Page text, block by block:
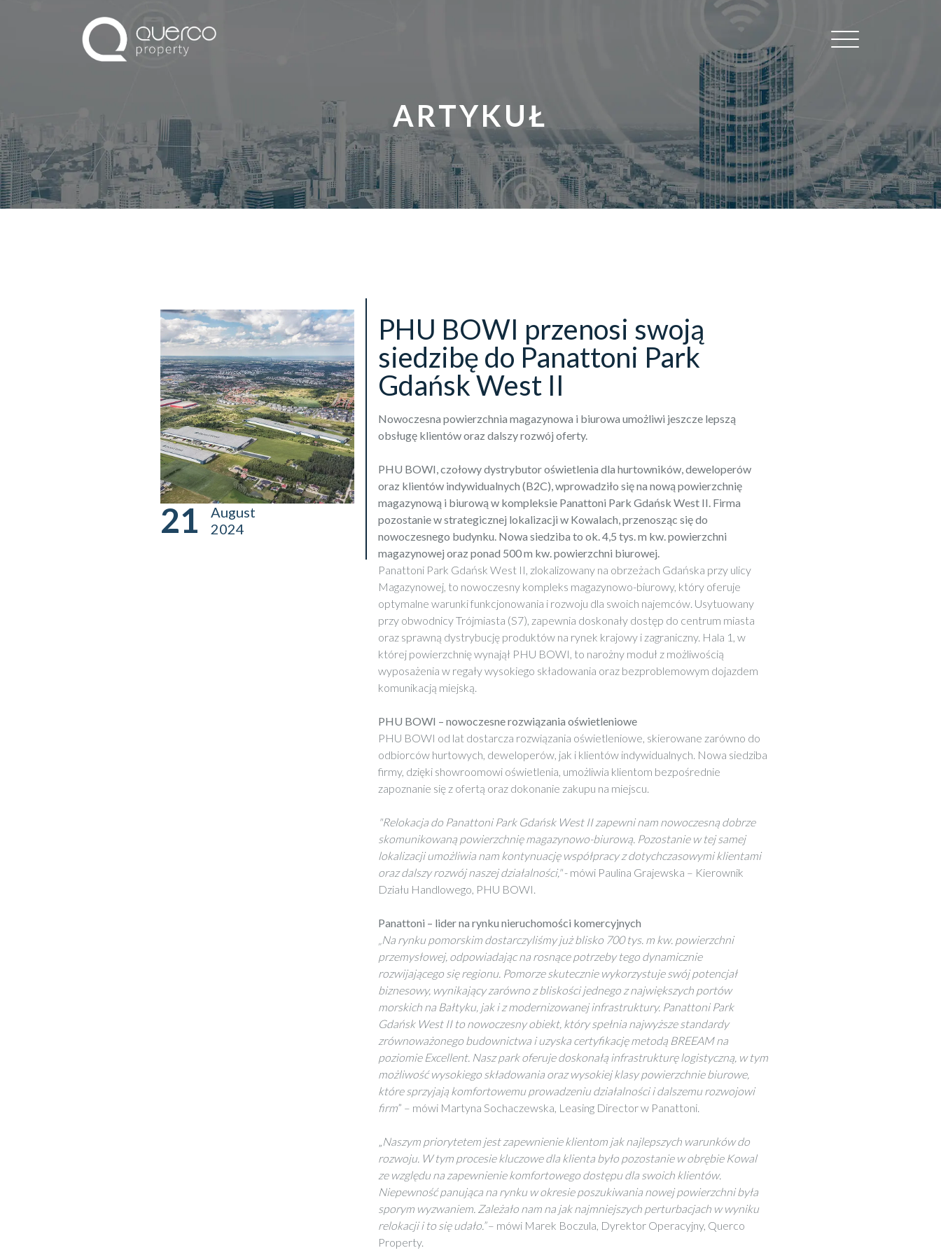
ARTYKUŁ
21
August
2024
PHU BOWI przenosi swoją
siedzibę do Panattoni Park
Gdańsk West II
Nowoczesna powierzchnia magazynowa i biurowa umożliwi jeszcze lepszą
obsługę klientów oraz dalszy rozwój oferty.
PHU BOWI, czołowy dystrybutor oświetlenia dla hurtowników, deweloperów
oraz klientów indywidualnych (B2C), wprowadziło się na nową powierzchnię
magazynową i biurową w kompleksie Panattoni Park Gdańsk West II. Firma
pozostanie w strategicznej lokalizacji w Kowalach, przenosząc się do
nowoczesnego budynku. Nowa siedziba to ok. 4,5 tys. m kw. powierzchni
magazynowej oraz ponad 500 m kw. powierzchni biurowej.
Panattoni Park Gdańsk West II, zlokalizowany na obrzeżach Gdańska przy ulicy
Magazynowej, to nowoczesny kompleks magazynowo-biurowy, który oferuje
optymalne warunki funkcjonowania i rozwoju dla swoich najemców. Usytuowany
przy obwodnicy Trójmiasta (S7), zapewnia doskonały dostęp do centrum miasta
oraz sprawną dystrybucję produktów na rynek krajowy i zagraniczny. Hala 1, w
której powierzchnię wynajął PHU BOWI, to narożny moduł z możliwością
wyposażenia w regały wysokiego składowania oraz bezproblemowym dojazdem
komunikacją miejską.
PHU BOWI – nowoczesne rozwiązania oświetleniowe
PHU BOWI od lat dostarcza rozwiązania oświetleniowe, skierowane zarówno do
odbiorców hurtowych, deweloperów, jak i klientów indywidualnych. Nowa siedziba
firmy, dzięki showroomowi oświetlenia, umożliwia klientom bezpośrednie
zapoznanie się z ofertą oraz dokonanie zakupu na miejscu.
"Relokacja do Panattoni Park Gdańsk West II zapewni nam nowoczesną dobrze
skomunikowaną powierzchnię magazynowo-biurową. Pozostanie w tej samej
lokalizacji umożliwia nam kontynuację współpracy z dotychczasowymi klientami
oraz dalszy rozwój naszej działalności,"- mówi Paulina Grajewska – Kierownik
Działu Handlowego, PHU BOWI.
Panattoni – lider na rynku nieruchomości komercyjnych
„Na rynku pomorskim dostarczyliśmy już blisko 700 tys. m kw. powierzchni
przemysłowej, odpowiadając na rosnące potrzeby tego dynamicznie
rozwijającego się regionu. Pomorze skutecznie wykorzystuje swój potencjał
biznesowy, wynikający zarówno z bliskości jednego z największych portów
morskich na Bałtyku, jak i z modernizowanej infrastruktury. Panattoni Park
Gdańsk West II to nowoczesny obiekt, który spełnia najwyższe standardy
zrównoważonego budownictwa i uzyska certyfikację metodą BREEAM na
poziomie Excellent. Nasz park oferuje doskonałą infrastrukturę logistyczną, w tym
możliwość wysokiego składowania oraz wysokiej klasy powierzchnie biurowe,
które sprzyjają komfortowemu prowadzeniu działalności i dalszemu rozwojowi
firm” – mówi Martyna Sochaczewska, Leasing Director w Panattoni.
„Naszym priorytetem jest zapewnienie klientom jak najlepszych warunków do
rozwoju. W tym procesie kluczowe dla klienta było pozostanie w obrębie Kowal
ze względu na zapewnienie komfortowego dostępu dla swoich klientów.
Niepewność panująca na rynku w okresie poszukiwania nowej powierzchni była
sporym wyzwaniem. Zależało nam na jak najmniejszych perturbacjach w wyniku
relokacji i to się udało.”– mówi Marek Boczula, Dyrektor Operacyjny, Querco
Property.